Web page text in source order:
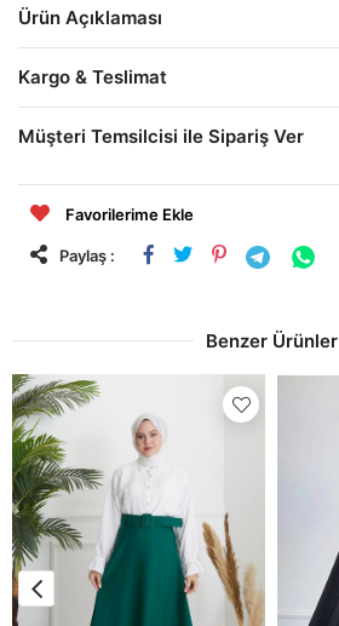
Ürün Açıklaması
Kargo & Teslimat
Müşteri Temsilcisi ile Sipariş Ver
Favorilerime Ekle
Paylaş :
Benzer Ürünler